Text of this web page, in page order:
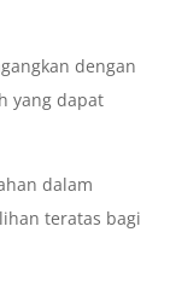
dengan
yang dapat
dalam
teratas bagi